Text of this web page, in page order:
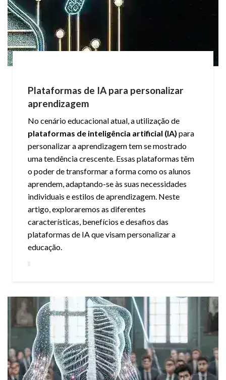
Plataformas de IA para personalizar
aprendizagem
No cenário educacional atual, a utilização de
plataformas de inteligência artificial (IA) para
personalizar a aprendizagem tem se mostrado
uma tendência crescente. Essas plataformas têm
o poder de transformar a forma como os alunos
aprendem, adaptando-se às suas necessidades
individuais e estilos de aprendizagem. Neste
artigo, exploraremos as diferentes
características, benefícios e desafios das
plataformas de IA que visam personalizar a
educação.